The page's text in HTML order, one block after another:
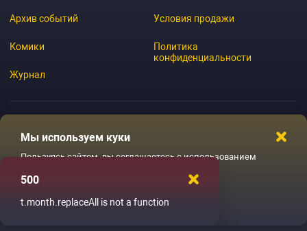
Архив событий
Комики
Журнал
Условия продажи
Политика
конфиденциальности
Мы используем куки
Пользуясь сайтом, вы соглашаетесь с использованием
Ладненько
500
t.month.replaceAll is not a function